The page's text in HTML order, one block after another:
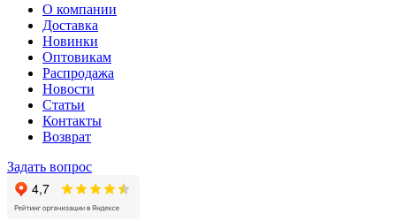
О компании
Доставка
Новинки
Оптовикам
Распродажа
Новости
Статьи
Контакты
Возврат
Задать вопрос